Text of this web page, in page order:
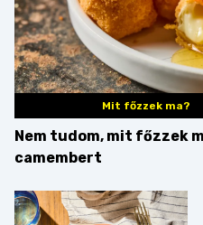
Mit főzzek ma?
Nem tudom, mit főzzek
camembert